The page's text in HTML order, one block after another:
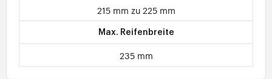
215 mm zu 225 mm
Max. Reifenbreite
235 mm